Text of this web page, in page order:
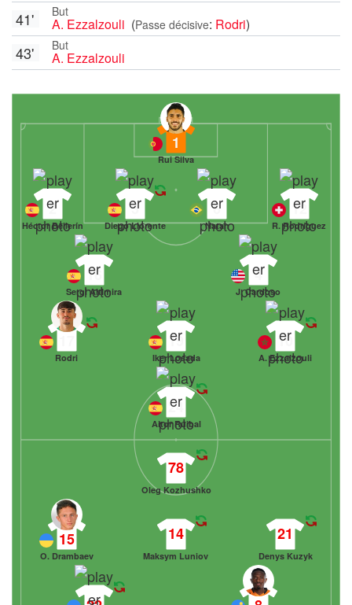
But
A. Ezzalzouli (Passe décisive: Rodri)
41'
But
A. Ezzalzouli
43'
1
Rui Silva
12
R. Rodríguez
6
Natan
3
Diego Llorente
2
Héctor Bellerín
4
J. Cardoso
16
Sergi Altimira
10
A. Ezzalzouli
19
Iker Losada
Rodri
24
Aitor Ruibal
15
O. Drambaev
14
Maksym Luniov
21
Denys Kuzyk
78
Oleg Kozhushko